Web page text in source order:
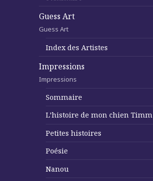
Guess Art
Guess Art
Index des Artistes
Impressions
Impressions
Sommaire
L’histoire de mon chien Timm
Petites histoires
Poésie
Nanou